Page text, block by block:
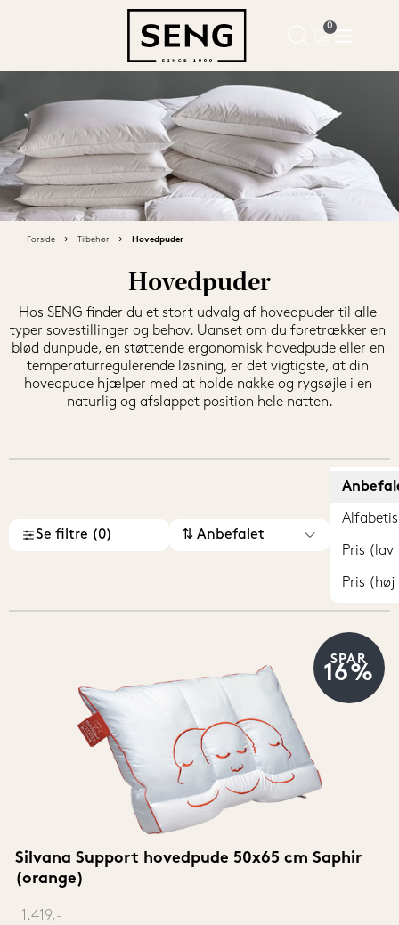
Forside Tilbehør Hovedpuder
Hovedpuder
Hos SENG finder du et stort udvalg af hovedpuder til alle
typer sovestillinger og behov. Uanset om du foretrækker en
blød dunpude, en støttende ergonomisk hovedpude eller en
temperaturregulerende løsning, er det vigtigste, at din
hovedpude hjælper med at holde nakke og rygsøjle i en
Se filtre (0) ⇅ Anbefalet
Pris
Pris
Silvana Support hovedpude 50x65 cm Saphir
(orange)
1.419,-
SPAR
16%